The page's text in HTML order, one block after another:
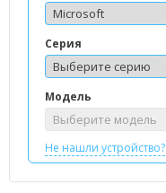
Серия
Модель
Не нашли устройство?